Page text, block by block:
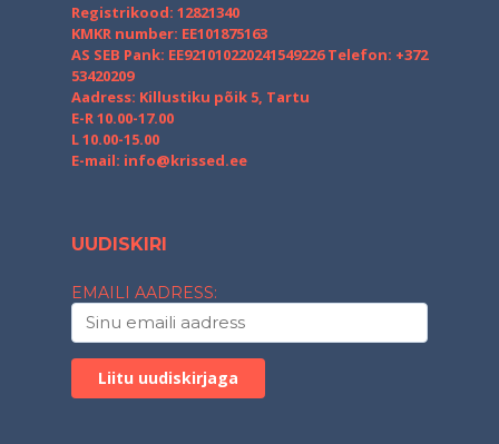
Registrikood: 12821340
KMKR number: EE101875163
AS SEB Pank: EE921010220241549226 Telefon: +372
53420209
Aadress: Killustiku põik 5, Tartu
E-R 10.00-17.00
L 10.00-15.00
E-mail: info@krissed.ee
UUDISKIRI
EMAILI AADRESS: